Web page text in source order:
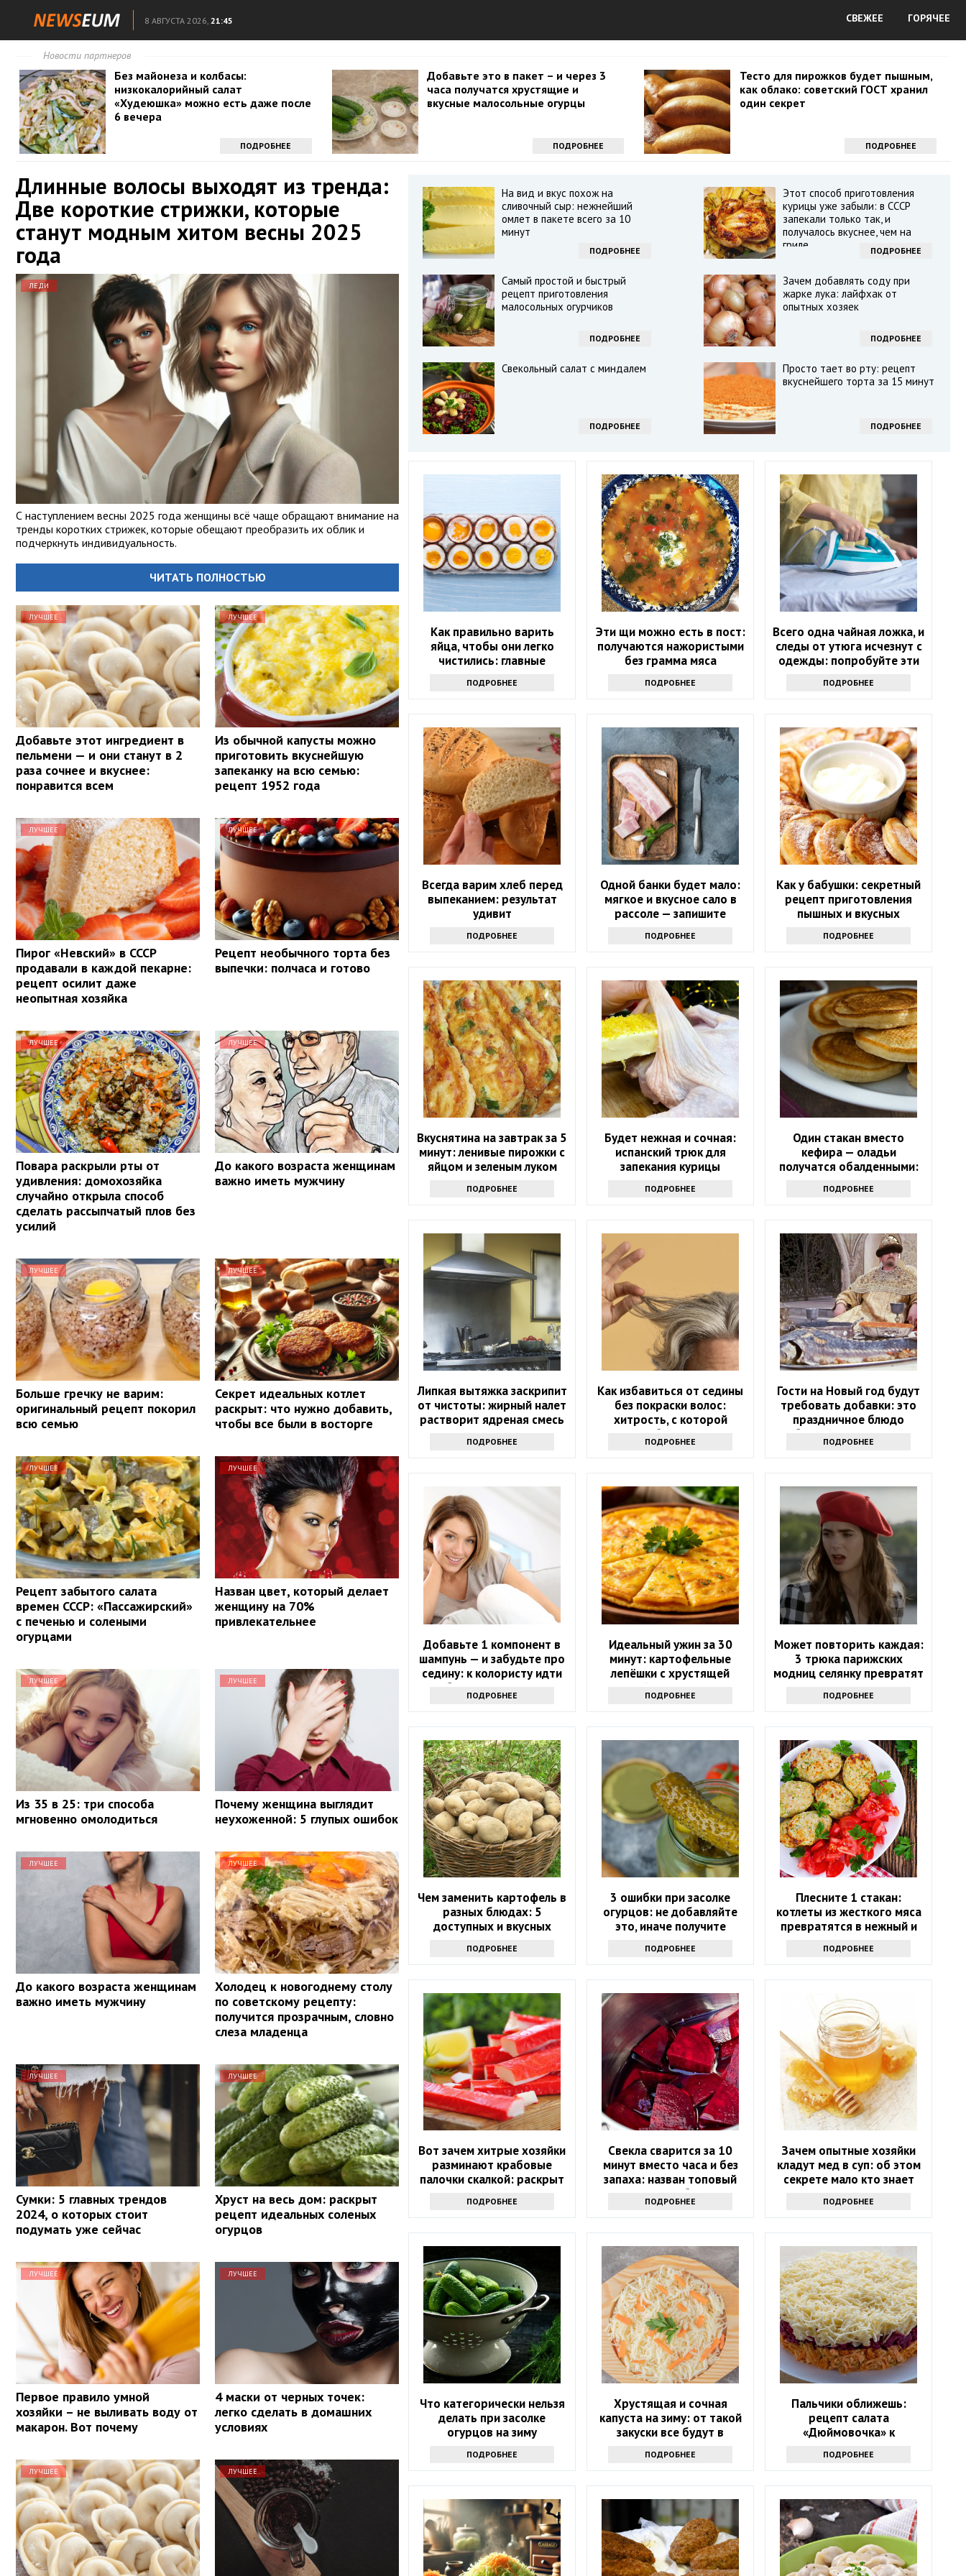
8 АВГУСТА 2026, 21:45 СВЕЖЕЕ ГОРЯЧЕЕ
Новости партнеров
Без майонеза и колбасы:
низкокалорийный салат
«Худеюшка» можно есть даже после
6 вечера
ПОДРОБНЕЕ
Добавьте это в пакет – и через 3
часа получатся хрустящие и
вкусные малосольные огурцы
ПОДРОБНЕЕ
Тесто для пирожков будет пышным,
как облако: советский ГОСТ хранил
один секрет
ПОДРОБНЕЕ
Длинные волосы выходят из тренда:
Две короткие стрижки, которые
станут модным хитом весны 2025
года
ЛЕДИ
С наступлением весны 2025 года женщины всё чаще обращают внимание на
тренды коротких стрижек, которые обещают преобразить их облик и
подчеркнуть индивидуальность.
ЧИТАТЬ ПОЛНОСТЬЮ
ЛУЧШЕЕ
Добавьте этот ингредиент в
пельмени — и они станут в 2
раза сочнее и вкуснее:
понравится всем
ЛУЧШЕЕ
Из обычной капусты можно
приготовить вкуснейшую
запеканку на всю семью:
рецепт 1952 года
ЛУЧШЕЕ
Пирог «Невский» в СССР
продавали в каждой пекарне:
рецепт осилит даже
неопытная хозяйка
ЛУЧШЕЕ
Рецепт необычного торта без
выпечки: полчаса и готово
ЛУЧШЕЕ
Повара раскрыли рты от
удивления: домохозяйка
случайно открыла способ
сделать рассыпчатый плов без
усилий
ЛУЧШЕЕ
До какого возраста женщинам
важно иметь мужчину
ЛУЧШЕЕ
Больше гречку не варим:
оригинальный рецепт покорил
всю семью
ЛУЧШЕЕ
Секрет идеальных котлет
раскрыт: что нужно добавить,
чтобы все были в восторге
ЛУЧШЕЕ
Рецепт забытого салата
времен СССР: «Пассажирский»
с печенью и солеными
огурцами
ЛУЧШЕЕ
Назван цвет, который делает
женщину на 70%
привлекательнее
ЛУЧШЕЕ
Из 35 в 25: три способа
мгновенно омолодиться
ЛУЧШЕЕ
Почему женщина выглядит
неухоженной: 5 глупых ошибок
ЛУЧШЕЕ
До какого возраста женщинам
важно иметь мужчину
ЛУЧШЕЕ
Холодец к новогоднему столу
по советскому рецепту:
получится прозрачным, словно
слеза младенца
ЛУЧШЕЕ
Сумки: 5 главных трендов
2024, о которых стоит
подумать уже сейчас
ЛУЧШЕЕ
Хруст на весь дом: раскрыт
рецепт идеальных соленых
огурцов
ЛУЧШЕЕ
Первое правило умной
хозяйки – не выливать воду от
макарон. Вот почему
ЛУЧШЕЕ
4 маски от черных точек:
легко сделать в домашних
условиях
ЛУЧШЕЕ ЛУЧШЕЕ
На вид и вкус похож на
сливочный сыр: нежнейший
омлет в пакете всего за 10
минут
ПОДРОБНЕЕ
Этот способ приготовления
курицы уже забыли: в СССР
запекали только так, и
получалось вкуснее, чем на
гриле
ПОДРОБНЕЕ
Самый простой и быстрый
рецепт приготовления
малосольных огурчиков
ПОДРОБНЕЕ
Зачем добавлять соду при
жарке лука: лайфхак от
опытных хозяек
ПОДРОБНЕЕ
Свекольный салат с миндалем
ПОДРОБНЕЕ
Просто тает во рту: рецепт
вкуснейшего торта за 15 минут
ПОДРОБНЕЕ
Как правильно варить
яйца, чтобы они легко
чистились: главные
лайфхаки
ПОДРОБНЕЕ
Эти щи можно есть в пост:
получаются нажористыми
без грамма мяса
ПОДРОБНЕЕ
Всего одна чайная ложка, и
следы от утюга исчезнут с
одежды: попробуйте эти
ПОДРОБНЕЕ
Всегда варим хлеб перед
выпеканием: результат
удивит
ПОДРОБНЕЕ
Одной банки будет мало:
мягкое и вкусное сало в
рассоле — запишите
ПОДРОБНЕЕ
Как у бабушки: секретный
рецепт приготовления
пышных и вкусных
ПОДРОБНЕЕ
Вкуснятина на завтрак за 5
минут: ленивые пирожки с
яйцом и зеленым луком
ПОДРОБНЕЕ
Будет нежная и сочная:
испанский трюк для
запекания курицы
ПОДРОБНЕЕ
Один стакан вместо
кефира — оладьи
получатся обалденными:
пробовали
ПОДРОБНЕЕ
Липкая вытяжка заскрипит
от чистоты: жирный налет
растворит ядреная смесь
ПОДРОБНЕЕ
Как избавиться от седины
без покраски волос:
хитрость, с которой
должна быть знакома
каждая женщина
ПОДРОБНЕЕ
Гости на Новый год будут
требовать добавки: это
праздничное блюдо
обожали русские цари
ПОДРОБНЕЕ
Добавьте 1 компонент в
шампунь — и забудьте про
седину: к колористу идти
больше не нужно
ПОДРОБНЕЕ
Идеальный ужин за 30
минут: картофельные
лепёшки с хрустящей
корочкой и тягучим сыром
ПОДРОБНЕЕ
Может повторить каждая:
3 трюка парижских
модниц селянку превратят
ПОДРОБНЕЕ
Чем заменить картофель в
разных блюдах: 5
доступных и вкусных
ПОДРОБНЕЕ
3 ошибки при засолке
огурцов: не добавляйте
это, иначе получите
закуску
ПОДРОБНЕЕ
Плесните 1 стакан:
котлеты из жесткого мяса
превратятся в нежный и
сочный деликатес
ПОДРОБНЕЕ
Вот зачем хитрые хозяйки
разминают крабовые
палочки скалкой: раскрыт
гениальный трюк
ПОДРОБНЕЕ
Свекла сварится за 10
минут вместо часа и без
запаха: назван топовый
способ
ПОДРОБНЕЕ
Зачем опытные хозяйки
кладут мед в суп: об этом
секрете мало кто знает
ПОДРОБНЕЕ
Что категорически нельзя
делать при засолке
огурцов на зиму
ПОДРОБНЕЕ
Хрустящая и сочная
капуста на зиму: от такой
закуски все будут в
ПОДРОБНЕЕ
Пальчики оближешь:
рецепт салата
«Дюймовочка» к
ПОДРОБНЕЕ